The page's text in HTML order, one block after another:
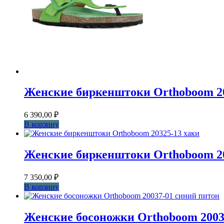
Женские биркенштоки Orthoboom
6 390,00 ₽
В корзину
Женские биркенштоки Orthoboom
7 350,00 ₽
В корзину
Женские босоножки Orthoboom